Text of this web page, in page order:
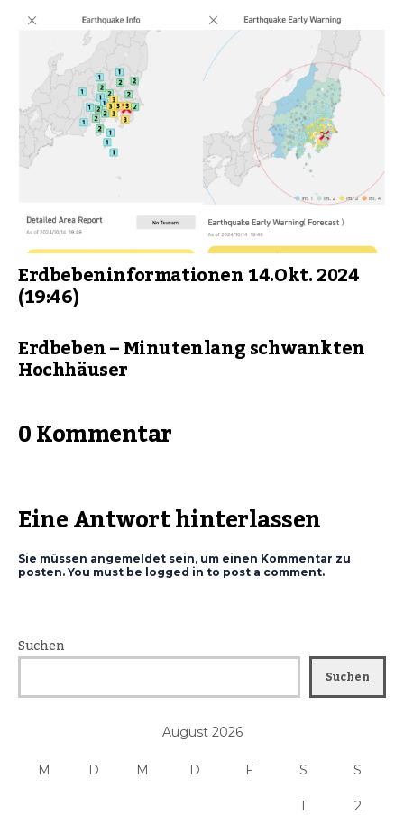
Erdbebeninformationen 14.Okt. 2024
(19:46)
Erdbeben – Minutenlang schwankten
Hochhäuser
0 Kommentar
Eine Antwort hinterlassen
Sie müssen angemeldet sein, um einen Kommentar zu
posten. You must be logged in to post a comment.
Suchen
Suchen
August 2026
M D M D F S S
1 2